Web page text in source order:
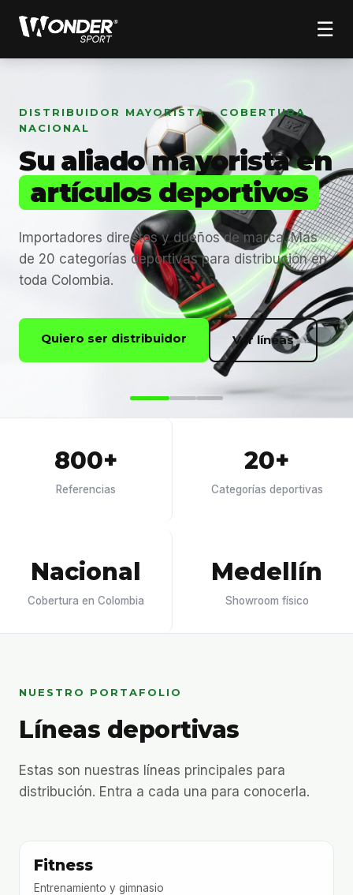
☰
DISTRIBUIDOR MAYORISTA · COBERTURA
NACIONAL
Su aliado mayorista en
artículos deportivos
Importadores directos y dueños de marca. Más
de 20 categorías deportivas para distribución en
toda Colombia.
Quiero ser distribuidor Ver líneas
800+
Referencias
20+
Categorías deportivas
Nacional
Cobertura en Colombia
Medellín
Showroom físico
NUESTRO PORTAFOLIO
Líneas deportivas
Estas son nuestras líneas principales para
distribución. Entra a cada una para conocerla.
Fitness
Entrenamiento y gimnasio